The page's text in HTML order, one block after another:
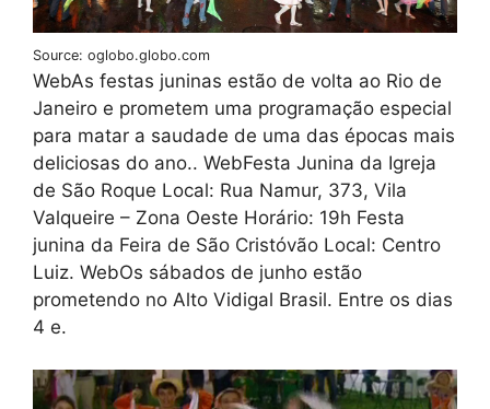
Source: oglobo.globo.com
WebAs festas juninas estão de volta ao Rio de
Janeiro e prometem uma programação especial
para matar a saudade de uma das épocas mais
deliciosas do ano.. WebFesta Junina da Igreja
de São Roque Local: Rua Namur, 373, Vila
Valqueire – Zona Oeste Horário: 19h Festa
junina da Feira de São Cristóvão Local: Centro
Luiz. WebOs sábados de junho estão
prometendo no Alto Vidigal Brasil. Entre os dias
4 e.